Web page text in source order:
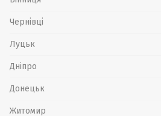
Чернівці
Луцьк
Дніпро
Донецьк
Житомир